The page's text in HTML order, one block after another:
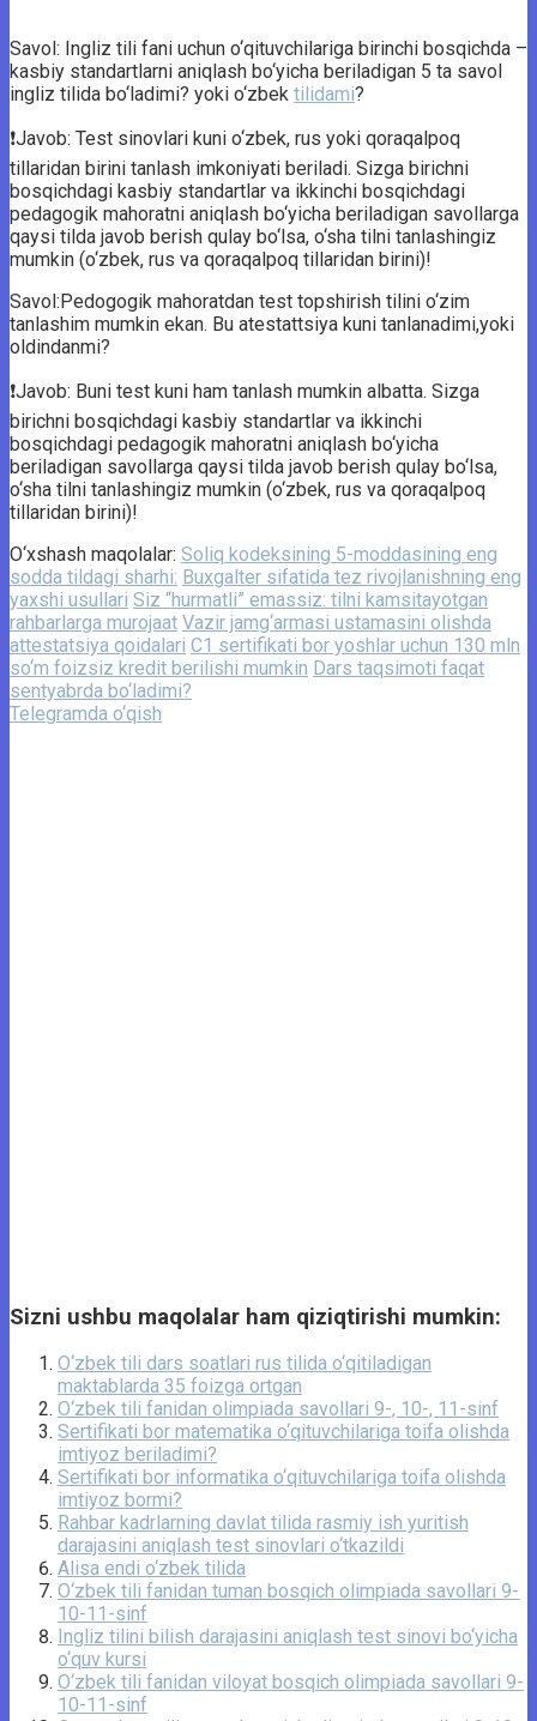
Savol: Ingliz tili fani uchun o‘qituvchilariga birinchi bosqichda –
kasbiy standartlarni aniqlash bo‘yicha beriladigan 5 ta savol
ingliz tilida bo‘ladimi? yoki o‘zbek tilidami?
❗️Javob: Test sinovlari kuni o‘zbek, rus yoki qoraqalpoq
tillaridan birini tanlash imkoniyati beriladi. Sizga birichni
bosqichdagi kasbiy standartlar va ikkinchi bosqichdagi
pedagogik mahoratni aniqlash bo‘yicha beriladigan savollarga
qaysi tilda javob berish qulay bo‘lsa, o‘sha tilni tanlashingiz
mumkin (o‘zbek, rus va qoraqalpoq tillaridan birini)!
Savol:Pedogogik mahoratdan test topshirish tilini o‘zim
tanlashim mumkin ekan. Bu atestattsiya kuni tanlanadimi,yoki
oldindanmi?
❗️Javob: Buni test kuni ham tanlash mumkin albatta. Sizga
birichni bosqichdagi kasbiy standartlar va ikkinchi
bosqichdagi pedagogik mahoratni aniqlash bo‘yicha
beriladigan savollarga qaysi tilda javob berish qulay bo‘lsa,
o‘sha tilni tanlashingiz mumkin (o‘zbek, rus va qoraqalpoq
tillaridan birini)!
O‘xshash maqolalar: Soliq kodeksining 5-moddasining eng
sodda tildagi sharhi: Buxgalter sifatida tez rivojlanishning eng
yaxshi usullari Siz “hurmatli” emassiz: tilni kamsitayotgan
rahbarlarga murojaat Vazir jamg‘armasi ustamasini olishda
attestatsiya qoidalari C1 sertifikati bor yoshlar uchun 130 mln
so‘m foizsiz kredit berilishi mumkin Dars taqsimoti faqat
sentyabrda bo‘ladimi?
Telegramda o‘qish
Sizni ushbu maqolalar ham qiziqtirishi mumkin:
O‘zbek tili dars soatlari rus tilida o‘qitiladigan
maktablarda 35 foizga ortgan
O‘zbek tili fanidan olimpiada savollari 9-, 10-, 11-sinf
Sertifikati bor matematika o‘qituvchilariga toifa olishda
imtiyoz beriladimi?
Sertifikati bor informatika o‘qituvchilariga toifa olishda
imtiyoz bormi?
Rahbar kadrlarning davlat tilida rasmiy ish yuritish
darajasini aniqlash test sinovlari o‘tkazildi
Alisa endi o‘zbek tilida
O‘zbek tili fanidan tuman bosqich olimpiada savollari 9-
10-11-sinf
Ingliz tilini bilish darajasini aniqlash test sinovi bo‘yicha
o‘quv kursi
O‘zbek tili fanidan viloyat bosqich olimpiada savollari 9-
10-11-sinf